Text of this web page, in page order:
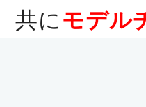
共にモデル